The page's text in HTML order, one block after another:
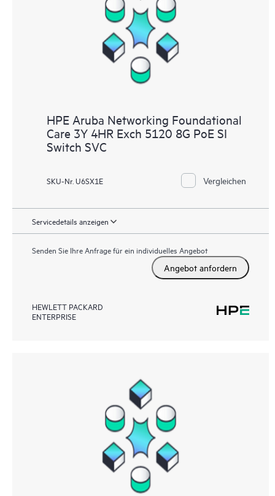
Supportinformationen, sodass jeder Ihrer IT-Mitarbeiter
kommerziell verfügbare, wichtige Informationen lokalisieren
HPE Aruba Networking Foundational
Care 3Y 4HR Exch 5120 8G PoE SI
Switch SVC
SKU-Nr. U6SX1E Vergleichen
Servicedetails anzeigen
Senden Sie Ihre Anfrage für ein individuelles Angebot
Angebot anfordern
HEWLETT PACKARD
ENTERPRISE